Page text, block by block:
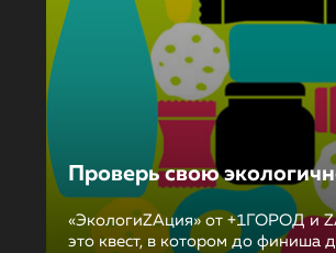
Проверь свою
«ЭкологиZAция» от +1ГОРОД и
это квест, в котором до финиша